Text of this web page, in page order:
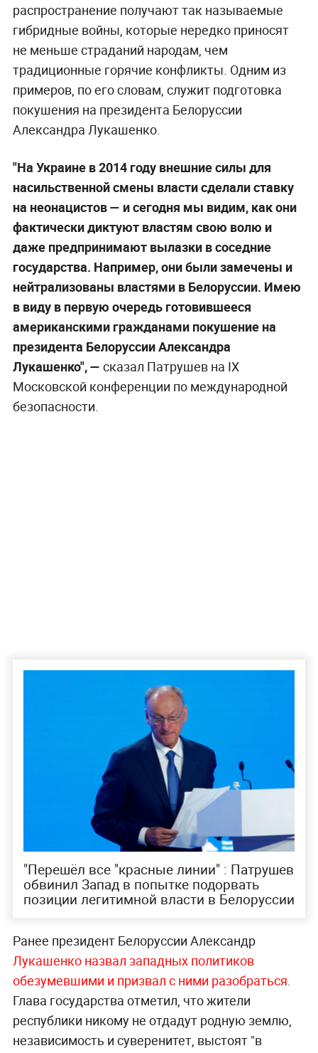
распространение получают так называемые
гибридные войны, которые нередко приносят
не меньше страданий народам, чем
традиционные горячие конфликты. Одним из
примеров, по его словам, служит подготовка
покушения на президента Белоруссии
Александра Лукашенко.
"На Украине в 2014 году внешние силы для
насильственной смены власти сделали ставку
на неонацистов — и сегодня мы видим, как они
фактически диктуют властям свою волю и
даже предпринимают вылазки в соседние
государства. Например, они были замечены и
нейтрализованы властями в Белоруссии. Имею
в виду в первую очередь готовившееся
американскими гражданами покушение на
президента Белоруссии Александра
Лукашенко", — сказал Патрушев на IX
Московской конференции по международной
безопасности.
"Перешёл все "красные линии" : Патрушев
обвинил Запад в попытке подорвать
позиции легитимной власти в Белоруссии
Ранее президент Белоруссии Александр
Лукашенко назвал западных политиков
обезумевшими и призвал с ними разобраться.
Глава государства отметил, что жители
республики никому не отдадут родную землю,
независимость и суверенитет, выстоят "в